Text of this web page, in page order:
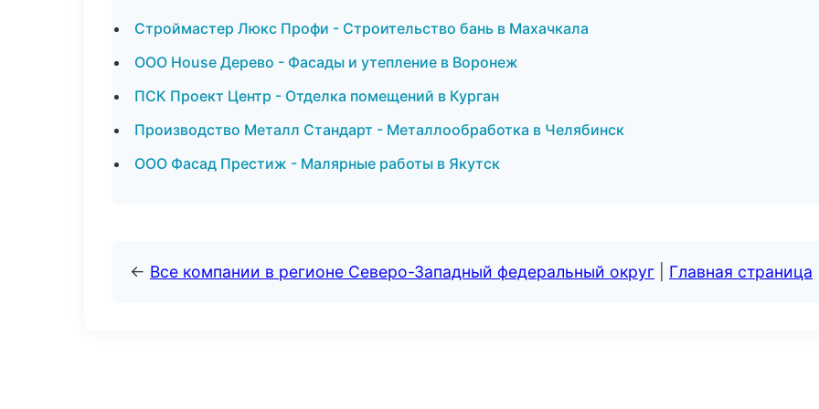
Строймастер Люкс Профи - Строительство бань в Махачкала
ООО House Дерево - Фасады и утепление в Воронеж
ПСК Проект Центр - Отделка помещений в Курган
Производство Металл Стандарт - Металлообработка в Челябинск
ООО Фасад Престиж - Малярные работы в Якутск
← Все компании в регионе Северо-Западный федеральный округ Главная страница